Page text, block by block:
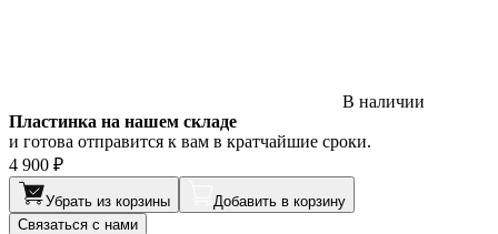
В наличии
Пластинка на нашем складе
и готова отправится к вам в кратчайшие сроки.
4 900 ₽
Убрать из корзины
Добавить в корзину
Связаться с нами